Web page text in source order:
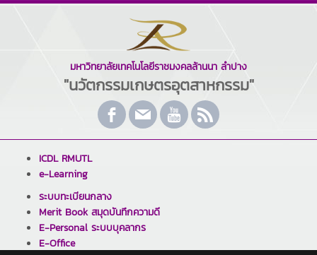
มหาวิทยาลัยเทคโนโลยีราชมงคลล้านนา ลำปาง
"นวัตกรรมเกษตรอุตสาหกรรม"
ICDL RMUTL
e-Learning
ระบบทะเบียนกลาง
Merit Book สมุดบันทึกความดี
E-Personal ระบบบุคลากร
E-Office